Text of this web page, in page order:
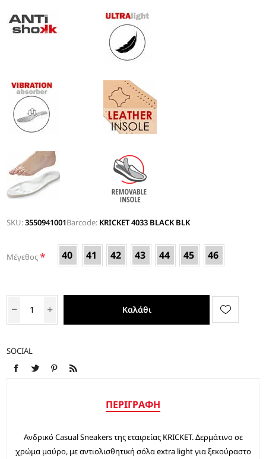
SKU:3550941001Barcode: KRICKET 4033 BLACK BLK
Μέγεθος* 40 41 42 43 44 45 46
Καλάθι
SOCIAL
ΠΕΡΙΓΡΑΦΉ
Aνδρικό Casual Sneakers της εταιρείας KRICKET. Δερμάτινο σε
χρώμα μαύρο, με αντιολισθητική σόλα extra light για ξεκούραστο